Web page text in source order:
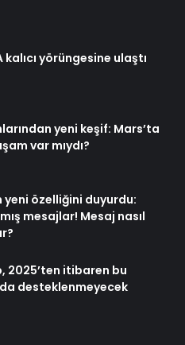
kalıcı yörüngesine ulaştı
yeni keşif: Mars’ta
var mıydı?
özelliğini duyurdu:
mesajlar! Mesaj nasıl
2025’ten itibaren bu
desteklenmeyecek